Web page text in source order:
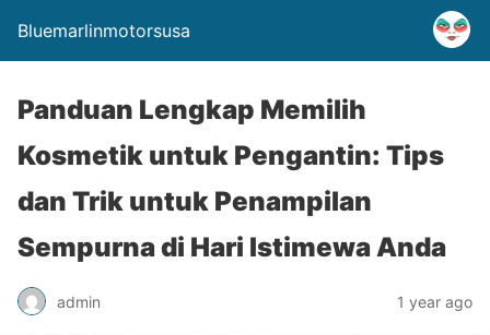
Bluemarlinmotorsusa
Panduan Lengkap Memilih
Kosmetik untuk Pengantin: Tips
dan Trik untuk Penampilan
Sempurna di Hari Istimewa Anda
admin 1 year ago